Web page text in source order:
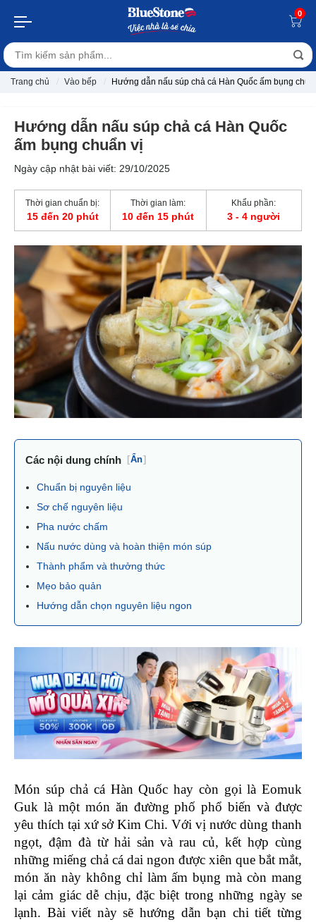
0
Trang chủ Vào bếp Hướng dẫn nấu súp chả cá Hàn Quốc ấm bụng
Hướng dẫn nấu súp chả cá Hàn Quốc
ấm bụng chuẩn vị
Ngày cập nhật bài viết: 29/10/2025
Thời gian chuẩn bị:
15 đến 20 phút
Thời gian làm:
10 đến 15 phút
Khẩu phần:
3 - 4 người
Các nội dung chính [Ẩn]
Chuẩn bị nguyên liệu
Sơ chế nguyên liệu
Pha nước chấm
Nấu nước dùng và hoàn thiện món súp
Thành phẩm và thưởng thức
Mẹo bảo quản
Hướng dẫn chọn nguyên liệu ngon
Món súp chả cá Hàn Quốc hay còn gọi là Eomuk
Guk là một món ăn đường phố phổ biến và được
yêu thích tại xứ sở Kim Chi. Với vị nước dùng thanh
ngọt, đậm đà từ hải sản và rau củ, kết hợp cùng
những miếng chả cá dai ngon được xiên que bắt mắt,
món ăn này không chỉ làm ấm bụng mà còn mang
lại cảm giác dễ chịu, đặc biệt trong những ngày se
lạnh. Bài viết này sẽ hướng dẫn bạn chi tiết từng